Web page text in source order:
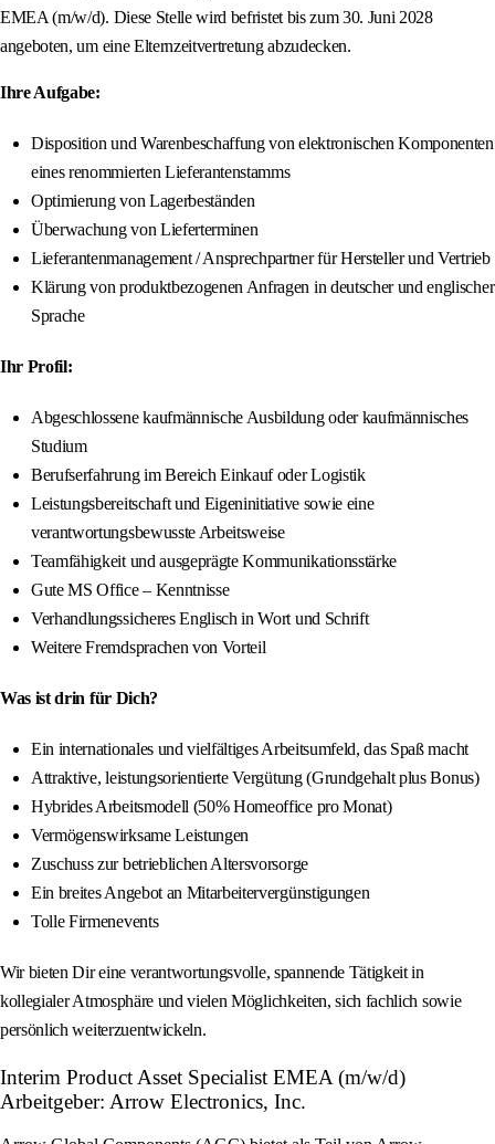
EMEA (m/w/d). Diese Stelle wird befristet bis zum 30. Juni 2028
angeboten, um eine Elternzeitvertretung abzudecken.
Ihre Aufgabe:
Disposition und Warenbeschaffung von elektronischen Komponenten
eines renommierten Lieferantenstamms
Optimierung von Lagerbeständen
Überwachung von Lieferterminen
Lieferantenmanagement / Ansprechpartner für Hersteller und Vertrieb
Klärung von produktbezogenen Anfragen in deutscher und englischer
Sprache
Ihr Profil:
Abgeschlossene kaufmännische Ausbildung oder kaufmännisches
Studium
Berufserfahrung im Bereich Einkauf oder Logistik
Leistungsbereitschaft und Eigeninitiative sowie eine
verantwortungsbewusste Arbeitsweise
Teamfähigkeit und ausgeprägte Kommunikationsstärke
Gute MS Office – Kenntnisse
Verhandlungssicheres Englisch in Wort und Schrift
Weitere Fremdsprachen von Vorteil
Was ist drin für Dich?
Ein internationales und vielfältiges Arbeitsumfeld, das Spaß macht
Attraktive, leistungsorientierte Vergütung (Grundgehalt plus Bonus)
Hybrides Arbeitsmodell (50% Homeoffice pro Monat)
Vermögenswirksame Leistungen
Zuschuss zur betrieblichen Altersvorsorge
Ein breites Angebot an Mitarbeitervergünstigungen
Tolle Firmenevents
Wir bieten Dir eine verantwortungsvolle, spannende Tätigkeit in
kollegialer Atmosphäre und vielen Möglichkeiten, sich fachlich sowie
persönlich weiterzuentwickeln.
Interim Product Asset Specialist EMEA (m/w/d)
Arbeitgeber: Arrow Electronics, Inc.